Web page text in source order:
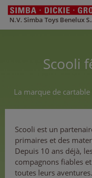
N.V. Simba Toys Benelux
Scooli
La marque de
Scooli est un
primaires et des
Depuis 10 ans déjà,
compagnons fiables
toutes leurs